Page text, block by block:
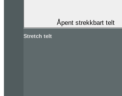
Åpent strekkbart telt
Stretch telt